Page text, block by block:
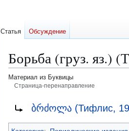
Борьба (груз. яз.)
Материал из Буквицы
Страница-перенаправление
Перейти
навигации
Перейти
поиску
Перенаправление на:
ბრძოლა (Тифлис,
Статья Обсуждение